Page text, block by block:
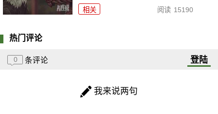
相关 阅读 15190
热门评论
0 条评论 登陆
我来说两句